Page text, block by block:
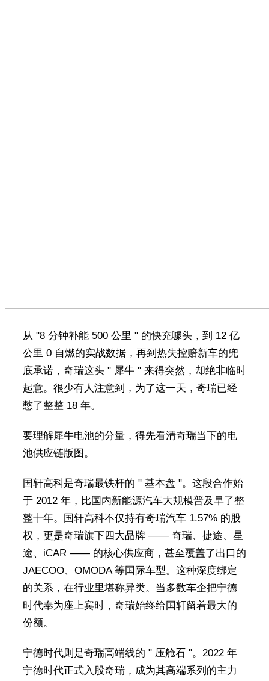
从 "8 分钟补能 500 公里 " 的快充噱头，到 12 亿
公里 0 自燃的实战数据，再到热失控赔新车的兜
底承诺，奇瑞这头 " 犀牛 " 来得突然，却绝非临时
起意。很少有人注意到，为了这一天，奇瑞已经
憋了整整 18 年。
要理解犀牛电池的分量，得先看清奇瑞当下的电
池供应链版图。
国轩高科是奇瑞最铁杆的 " 基本盘 "。这段合作始
于 2012 年，比国内新能源汽车大规模普及早了整
整十年。国轩高科不仅持有奇瑞汽车 1.57% 的股
权，更是奇瑞旗下四大品牌 —— 奇瑞、捷途、星
途、iCAR —— 的核心供应商，甚至覆盖了出口的
JAECOO、OMODA 等国际车型。这种深度绑定
的关系，在行业里堪称异类。当多数车企把宁德
时代奉为座上宾时，奇瑞始终给国轩留着最大的
份额。
宁德时代则是奇瑞高端线的 " 压舱石 "。2022 年
宁德时代正式入股奇瑞，成为其高端系列的主力